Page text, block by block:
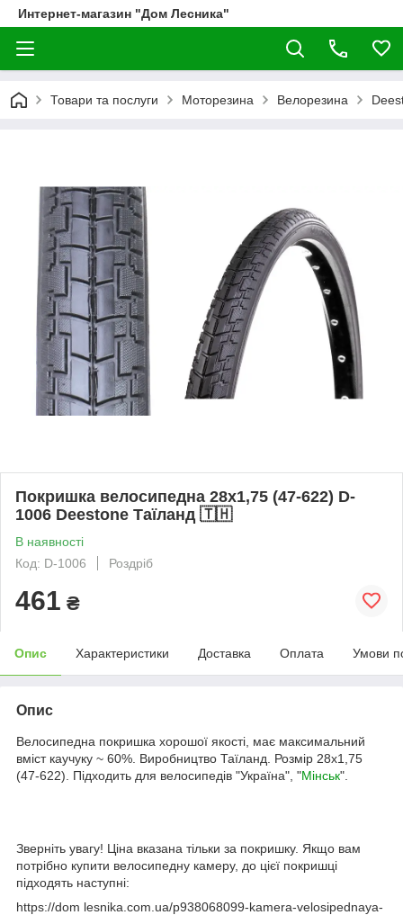
Интернет-магазин "Дом Лесника"
Товари та послуги Моторезина Велорезина
Покришка велосипедна 28х1,75 (47-622) D-
1006 Deestone Таїланд 🇹🇭
В наявності
Код: D-1006
Роздріб
461 ₴
Опис Характеристики Доставка Оплата Умови
Опис
Велосипедна покришка хорошої якості, має максимальний
вміст каучуку ~ 60%. Виробництво Таїланд. Розмір 28х1,75
(47-622). Підходить для велосипедів "Україна", "Мінськ".
Зверніть увагу! Ціна вказана тільки за покришку. Якщо вам
потрібно купити велосипедну камеру, до цієї покришці
підходять наступні:
https://dom lesnika.com.ua/p938068099-kamera-velosipednaya-